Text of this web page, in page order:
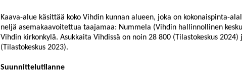
Kaava-alue käsittää koko Vihdin kunnan alueen, joka on kokonaispinta-
neljä asemakaavoitettua taajamaa: Nummela (Vihdin hallinnollinen
Vihdin kirkonkylä. Asukkaita Vihdissä on noin 28 800 (Tilastokeskus
(Tilastokeskus 2023).
Suunnittelutilanne